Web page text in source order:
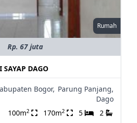
Rumah
Rp. 67 juta
DAGO
Bogor, Parung Panjang,
Dago
100m2 170m2 5 2